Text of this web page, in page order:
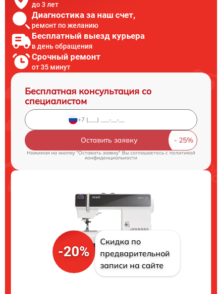
до 3 лет
Диагностика за наш счет,
ремонт по желанию
Бесплатный выезд курьера
в день обращения
Срочный ремонт
от 35 минут
Бесплатная консультация со
специалистом
Оставить заявку
Нажимая на кнопку "Оставить заявку" Вы соглашаетесь cполитикой
конфиденциальности
-20%
Скидка по
предварительной
записи на сайте